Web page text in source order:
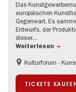
Das
europäischen
Gegenwart. Es
Entwurfs, der
dieser…
Weiterlesen
Bauhaus und
Mode und Design
Kulturforum -
TICKETS KAUFEN